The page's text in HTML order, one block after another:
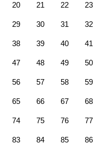
20 21 22 23
29 30 31 32
38 39 40 41
47 48 49 50
56 57 58 59
65 66 67 68
74 75 76 77
83 84 85 86